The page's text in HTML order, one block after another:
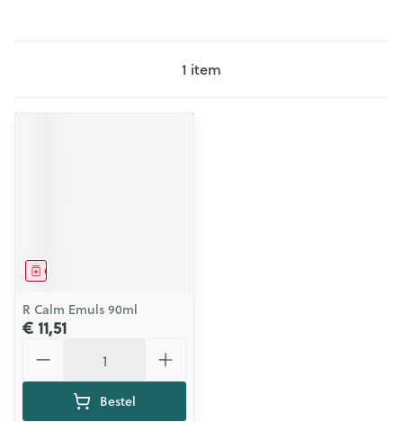
1 item
Geneesmiddel
R Calm Emuls 90ml
€ 11,51
Bestel